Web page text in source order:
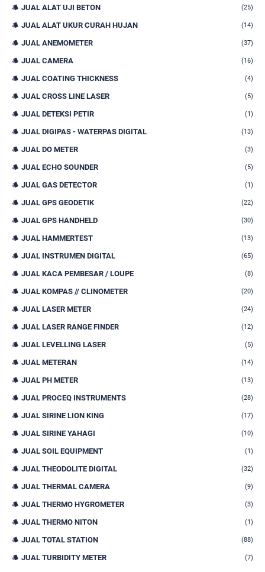
JUAL ALAT UJI BETON (25)
JUAL ALAT UKUR CURAH HUJAN (14)
JUAL ANEMOMETER (37)
JUAL CAMERA (16)
JUAL COATING THICKNESS (4)
JUAL CROSS LINE LASER (5)
JUAL DETEKSI PETIR (1)
JUAL DIGIPAS - WATERPAS DIGITAL (13)
JUAL DO METER (3)
JUAL ECHO SOUNDER (5)
JUAL GAS DETECTOR (1)
JUAL GPS GEODETIK (22)
JUAL GPS HANDHELD (30)
JUAL HAMMERTEST (13)
JUAL INSTRUMEN DIGITAL (65)
JUAL KACA PEMBESAR / LOUPE (8)
JUAL KOMPAS // CLINOMETER (20)
JUAL LASER METER (24)
JUAL LASER RANGE FINDER (12)
JUAL LEVELLING LASER (5)
JUAL METERAN (14)
JUAL PH METER (13)
JUAL PROCEQ INSTRUMENTS (28)
JUAL SIRINE LION KING (17)
JUAL SIRINE YAHAGI (10)
JUAL SOIL EQUIPMENT (1)
JUAL THEODOLITE DIGITAL (32)
JUAL THERMAL CAMERA (9)
JUAL THERMO HYGROMETER (3)
JUAL THERMO NITON (1)
JUAL TOTAL STATION (88)
JUAL TURBIDITY METER (7)